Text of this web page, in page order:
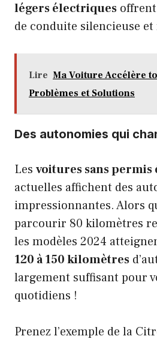
légers électriques
de conduite silencieuse et
Lire Ma Voiture Accélère
Problèmes et Solutions
Des autonomies qui
Les voitures sans
actuelles affichent des
impressionnantes. Alors
parcourir 80 kilomètres
les modèles 2024
120 à 150 kilomètres
largement suffisant pour
quotidiens !
Prenez l’exemple de la